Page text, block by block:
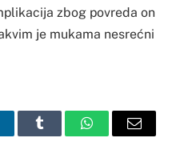
zbog povreda on
je mukama nesrećni
Tumblr WhatsAppEmail